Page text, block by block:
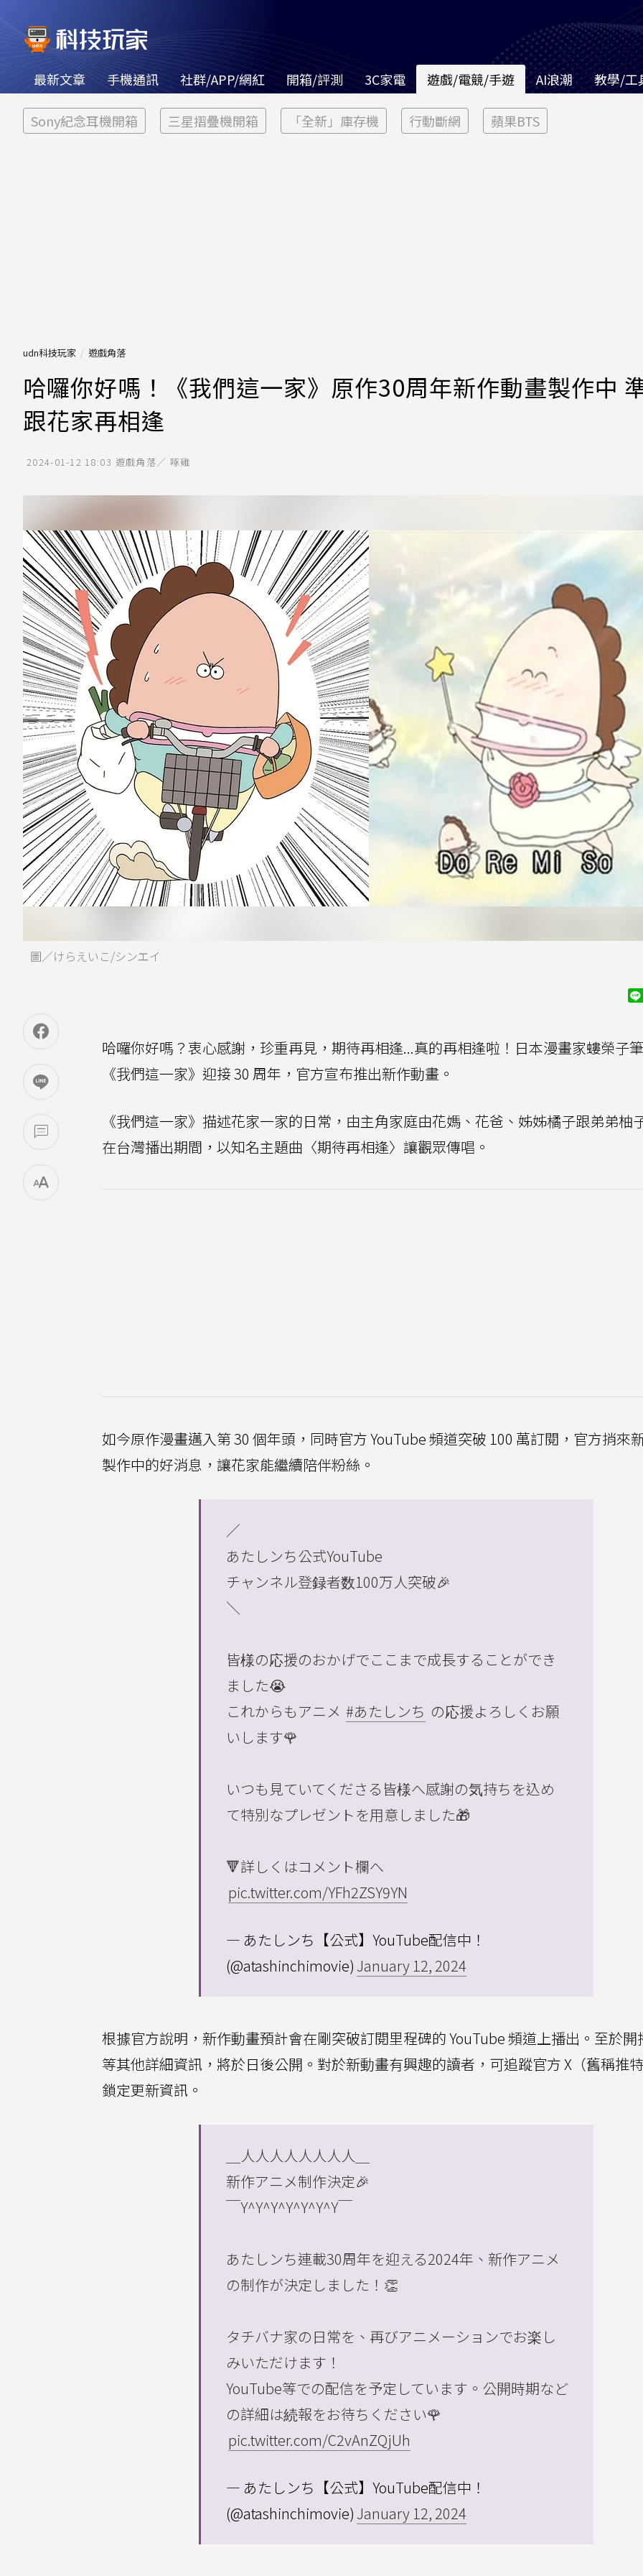
最新文章 手機通訊 社群/APP/網紅 開箱/評測 3C家電 遊戲/電競/手遊 AI浪潮 教學/工
Sony紀念耳機開箱 三星摺疊機開箱 「全新」庫存機 行動斷網 蘋果BTS
udn科技玩家 遊戲角落
哈囉你好嗎！《我們這一家》原作30周年新作動畫製作中
跟花家再相逢
2024-01-12 18:03 遊戲角落／ 啄雞
圖／けらえいこ/シンエイ
哈囉你好嗎？衷心感謝，珍重再見，期待再相逢...真的再相逢啦！日本漫畫家螻榮子
《我們這一家》迎接 30 周年，官方宣布推出新作動畫。
《我們這一家》描述花家一家的日常，由主角家庭由花媽、花爸、姊姊橘子跟弟弟柚
在台灣播出期間，以知名主題曲〈期待再相逢〉讓觀眾傳唱。
如今原作漫畫邁入第 30 個年頭，同時官方 YouTube 頻道突破 100 萬訂閱，官方捎來
製作中的好消息，讓花家能繼續陪伴粉絲。
／
あたしンち公式YouTube
チャンネル登録者数100万人突破🎉
＼
皆様の応援のおかげでここまで成長することができ
ました😭
これからもアニメ #あたしンち の応援よろしくお願
いします🌹
いつも見ていてくださる皆様へ感謝の気持ちを込め
て特別なプレゼントを用意しました🎁
🔻詳しくはコメント欄へ
pic.twitter.com/YFh2ZSY9YN
— あたしンち【公式】YouTube配信中！
(@atashinchimovie) January 12, 2024
根據官方說明，新作動畫預計會在剛突破訂閱里程碑的 YouTube 頻道上播出。至於開
等其他詳細資訊，將於日後公開。對於新動畫有興趣的讀者，可追蹤官方 X（舊稱推
鎖定更新資訊。
＿人人人人人人人人＿
新作アニメ制作決定🎉
￣Y^Y^Y^Y^Y^Y^Y￣
あたしンち連載30周年を迎える2024年、新作アニメ
の制作が決定しました！👏
タチバナ家の日常を、再びアニメーションでお楽し
みいただけます！
YouTube等での配信を予定しています。公開時期など
の詳細は続報をお待ちください🌹
pic.twitter.com/C2vAnZQjUh
— あたしンち【公式】YouTube配信中！
(@atashinchimovie) January 12, 2024